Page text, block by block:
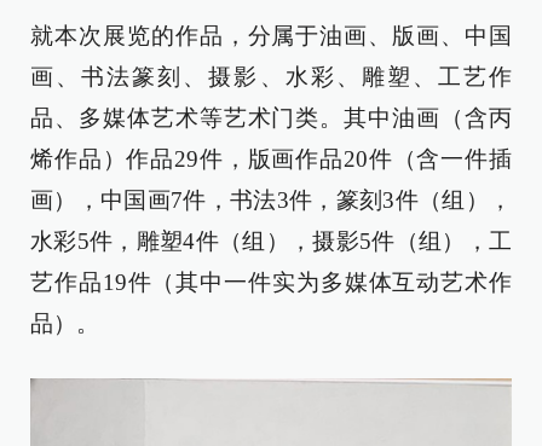
就本次展览的作品，分属于油画、版画、中国
画、书法篆刻、摄影、水彩、雕塑、工艺作
品、多媒体艺术等艺术门类。其中油画（含丙
烯作品）作品29件，版画作品20件（含一件插
画），中国画7件，书法3件，篆刻3件（组），
水彩5件，雕塑4件（组），摄影5件（组），工
艺作品19件（其中一件实为多媒体互动艺术作
品）。